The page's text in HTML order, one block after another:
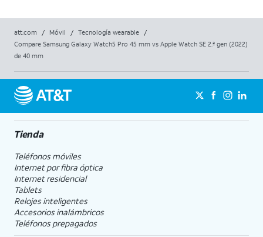
att.com / Móvil / Tecnología wearable
/
Compare Samsung Galaxy Watch5 Pro 45 mm vs Apple Watch SE 2.ª gen (2022)
de 40 mm
Tienda
Teléfonos móviles
Internet por fibra óptica
Internet residencial
Tablets
Relojes inteligentes
Accesorios inalámbricos
Teléfonos prepagados